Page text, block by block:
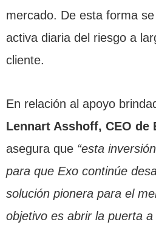
mercado. De esta forma
activa diaria del riesgo a
cliente.
En relación al apoyo
Lennart Asshoff, CEO de
asegura que “esta
para que Exo continúe
solución pionera para el
objetivo es abrir la puerta